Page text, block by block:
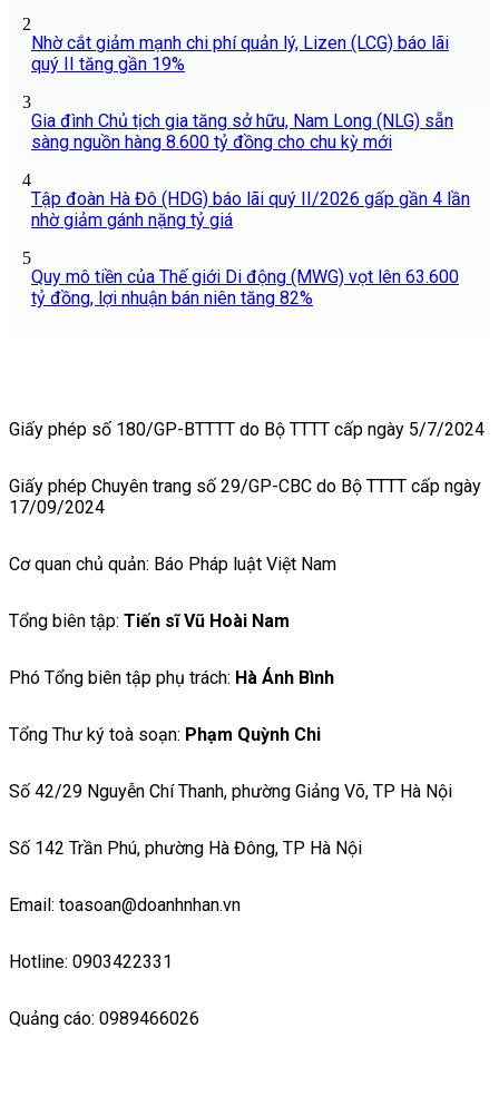
2
Nhờ cắt giảm mạnh chi phí quản lý, Lizen (LCG) báo lãi
quý II tăng gần 19%
3
Gia đình Chủ tịch gia tăng sở hữu, Nam Long (NLG) sẵn
sàng nguồn hàng 8.600 tỷ đồng cho chu kỳ mới
4
Tập đoàn Hà Đô (HDG) báo lãi quý II/2026 gấp gần 4 lần
nhờ giảm gánh nặng tỷ giá
5
Quy mô tiền của Thế giới Di động (MWG) vọt lên 63.600
tỷ đồng, lợi nhuận bán niên tăng 82%
Giấy phép số 180/GP-BTTTT do Bộ TTTT cấp ngày 5/7/2024
Giấy phép Chuyên trang số 29/GP-CBC do Bộ TTTT cấp ngày
17/09/2024
Cơ quan chủ quản: Báo Pháp luật Việt Nam
Tổng biên tập: Tiến sĩ Vũ Hoài Nam
Phó Tổng biên tập phụ trách: Hà Ánh Bình
Tổng Thư ký toà soạn: Phạm Quỳnh Chi
Số 42/29 Nguyễn Chí Thanh, phường Giảng Võ, TP Hà Nội
Số 142 Trần Phú, phường Hà Đông, TP Hà Nội
Email: toasoan@doanhnhan.vn
Hotline: 0903422331
Quảng cáo: 0989466026